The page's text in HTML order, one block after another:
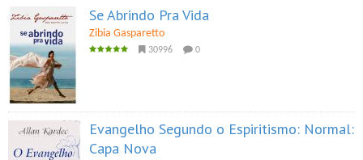
Se Abrindo Pra Vida
Zibia Gasparetto
30996 0
Evangelho Segundo o Espiritismo: Normal:
Capa Nova